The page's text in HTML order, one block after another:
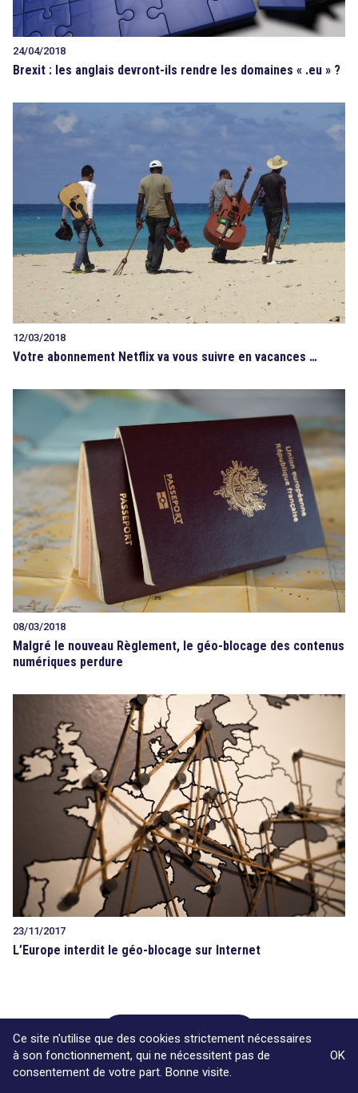
24/04/2018
Brexit : les anglais devront-ils rendre les domaines « .eu » ?
12/03/2018
Votre abonnement Netflix va vous suivre en vacances …
08/03/2018
Malgré le nouveau Règlement, le géo-blocage des contenus
numériques perdure
23/11/2017
L’Europe interdit le géo-blocage sur Internet
Ce site n'utilise que des cookies strictement nécessaires
à son fonctionnement, qui ne nécessitent pas de
consentement de votre part. Bonne visite.
OK